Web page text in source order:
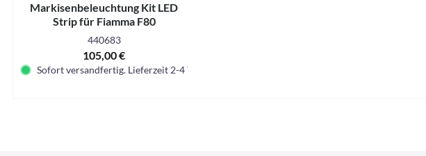
Markisenbeleuchtung Kit LED
Strip für Fiamma F80
440683
105,00 €
Sofort versandfertig. Lieferzeit 2-4 Tage.